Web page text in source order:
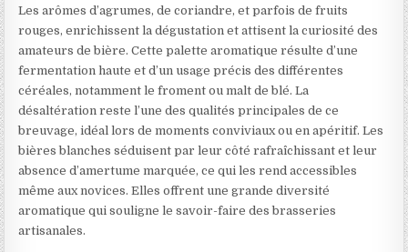
Les arômes d’agrumes, de coriandre, et parfois de fruits
rouges, enrichissent la dégustation et attisent la curiosité des
amateurs de bière. Cette palette aromatique résulte d’une
fermentation haute et d’un usage précis des différentes
céréales, notamment le froment ou malt de blé. La
désaltération reste l’une des qualités principales de ce
breuvage, idéal lors de moments conviviaux ou en apéritif. Les
bières blanches séduisent par leur côté rafraîchissant et leur
absence d’amertume marquée, ce qui les rend accessibles
même aux novices. Elles offrent une grande diversité
aromatique qui souligne le savoir-faire des brasseries
artisanales.